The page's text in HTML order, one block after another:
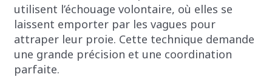
utilisent l’échouage volontaire, où elles se
laissent emporter par les vagues pour
attraper leur proie. Cette technique demande
une grande précision et une coordination
parfaite.